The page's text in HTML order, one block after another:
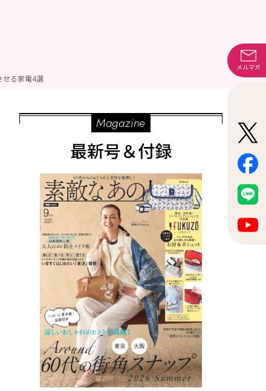
せる家電4選
Magazine
最新号＆付録
メルマガ